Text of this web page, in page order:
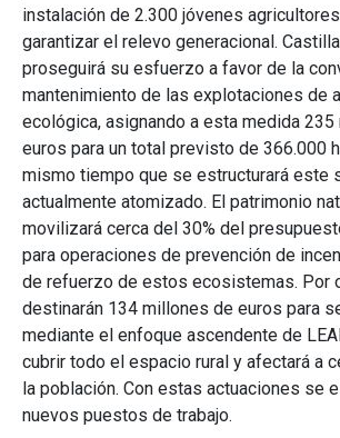
instalación de 2.300 jóvenes
garantizar el relevo generacional.
proseguirá su esfuerzo a favor de la
mantenimiento de las explotaciones de
ecológica, asignando a esta medida
euros para un total previsto de 366.000
mismo tiempo que se estructurará este
actualmente atomizado. El patrimonio
movilizará cerca del 30% del
para operaciones de prevención de
de refuerzo de estos ecosistemas. Por
destinarán 134 millones de euros para
mediante el enfoque ascendente de
cubrir todo el espacio rural y afectará a
la población. Con estas actuaciones se
nuevos puestos de trabajo.